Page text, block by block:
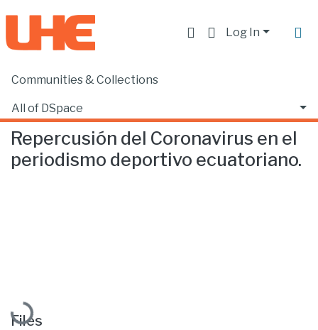
Log In
Communities & Collections
All of DSpace
Statistics
Home
Repercusión del Coronavirus en el
periodismo deportivo ecuatoriano.
Loading...
Files